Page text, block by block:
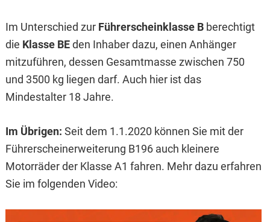
Im Unterschied zur Führerscheinklasse Bberechtigt
die Klasse BEden Inhaber dazu, einen Anhänger
mitzuführen, dessen Gesamtmasse zwischen 750
und 3500 kg liegen darf. Auch hier ist das
Mindestalter 18 Jahre.
Im Übrigen: Seit dem 1.1.2020 können Sie mit der
Führerscheinerweiterung B196 auch kleinere
Motorräder der Klasse A1 fahren. Mehr dazu erfahren
Sie im folgenden Video: